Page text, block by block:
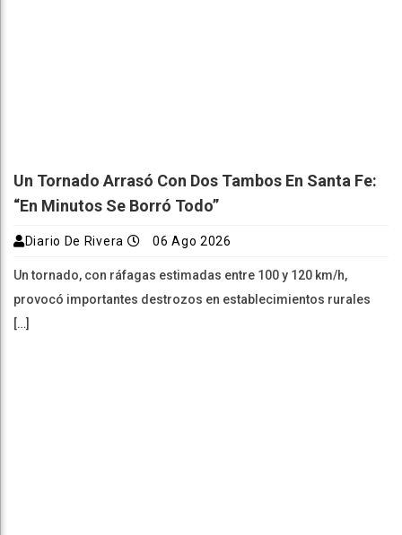
Un Tornado Arrasó Con Dos Tambos En Santa Fe:
“En Minutos Se Borró Todo”
Diario De Rivera 06 Ago 2026
Un tornado, con ráfagas estimadas entre 100 y 120 km/h,
provocó importantes destrozos en establecimientos rurales
[…]